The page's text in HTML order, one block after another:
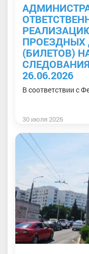
ПРОЕЗДНЫХ
(БИЛЕТОВ)
26.06.2026
В соответствии с
30 июля 2026